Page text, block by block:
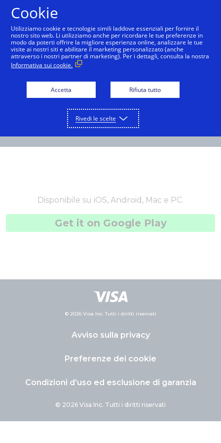
Italiano
Disponibile su iOS, Android, Mac e PC.
Get it on Google Play
© 2026 Visa Inc. Tutti i diritti riservati
Avviso sulla privacy
Preferenze dei cookie
Condizioni d’uso ed esclusione di garanzia
© 2026 Visa Inc. Tutti i diritti riservati
Cookie
Utilizziamo cookie e tecnologie simili laddove essenziali per fornire il
nostro sito web. Li utilizziamo anche per ricordare le tue preferenze in
modo da poterti offrire la migliore esperienza online, analizzare le tue
visite ai nostri siti e abilitare il marketing personalizzato (anche
attraverso i nostri partner di marketing). Per i dettagli, consulta la nostra
Informativa sui cookie.
Accetta Rifiuta tutto
Rivedi le scelte